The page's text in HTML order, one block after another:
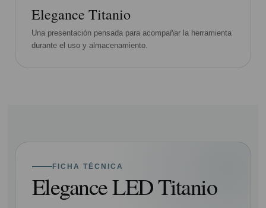
Elegance Titanio
Una presentación pensada para acompañar la herramienta
durante el uso y almacenamiento.
FICHA TÉCNICA
Elegance LED Titanio